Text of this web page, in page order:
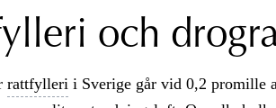
och
rattfylleri i Sverige går vid 0,2 promille